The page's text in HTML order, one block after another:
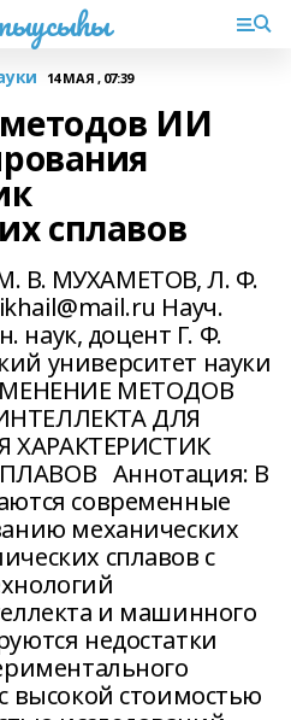
14 МАЯ , 07:39
ИИ
сплавов
В. МУХАМЕТОВ, Л. Ф.
Науч.
наук, доцент Г. Ф.
университет науки
МЕТОДОВ
ДЛЯ
ХАРАКТЕРИСТИК
Аннотация: В
современные
механических
сплавов с
и машинного
недостатки
высокой стоимостью